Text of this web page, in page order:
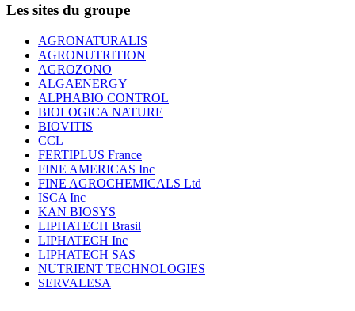
Les sites du groupe
AGRONATURALIS
AGRONUTRITION
AGROZONO
ALGAENERGY
ALPHABIO CONTROL
BIOLOGICA NATURE
BIOVITIS
CCL
FERTIPLUS France
FINE AMERICAS Inc
FINE AGROCHEMICALS Ltd
ISCA Inc
KAN BIOSYS
LIPHATECH Brasil
LIPHATECH Inc
LIPHATECH SAS
NUTRIENT TECHNOLOGIES
SERVALESA